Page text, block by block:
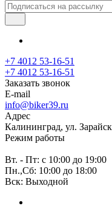
+7 4012 53-16-51
+7 4012 53-16-51
Заказать звонок
E-mail
info@biker39.ru
Адрес
Калининград, ул.
Режим работы
Вт. - Пт: с 10:00 до 19:00
Пн.,Сб: 10:00 до 18:00
Вск: Выходной